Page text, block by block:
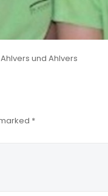
und Ahlvers
*